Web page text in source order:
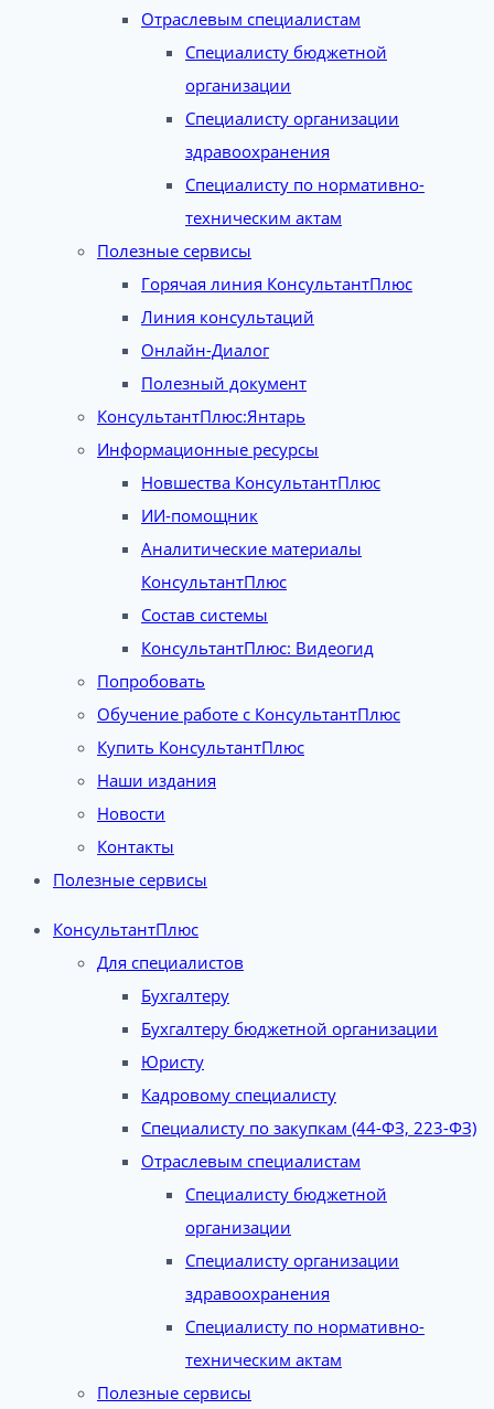
Отраслевым специалистам
Специалисту бюджетной
организации
Специалисту организации
здравоохранения
Специалисту по нормативно-
техническим актам
Полезные сервисы
Горячая линия КонсультантПлюс
Линия консультаций
Онлайн-Диалог
Полезный документ
КонсультантПлюс:Янтарь
Информационные ресурсы
Новшества КонсультантПлюс
ИИ-помощник
Аналитические материалы
КонсультантПлюс
Состав системы
КонсультантПлюс: Видеогид
Попробовать
Обучение работе с КонсультантПлюс
Купить КонсультантПлюс
Наши издания
Новости
Контакты
Полезные сервисы
КонсультантПлюс
Для специалистов
Бухгалтеру
Бухгалтеру бюджетной организации
Юристу
Кадровому специалисту
Специалисту по закупкам (44-ФЗ, 223-ФЗ)
Отраслевым специалистам
Специалисту бюджетной
организации
Специалисту организации
здравоохранения
Специалисту по нормативно-
техническим актам
Полезные сервисы